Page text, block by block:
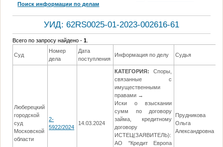
Поиск информации по делам
УИД: 62RS0025-01-2023-002616-61
Всего по запросу найдено -1
Суд
Номер
дела
Дата
поступления
Информация по делу Судья
Люберецкий
городской
суд
Московской
области
2-
5922/2024
14.03.2024
КАТЕГОРИЯ:
Споры,
связанные с
имущественными
правами →
Иски о взыскании
сумм по договору
займа, кредитному
договору
ИСТЕЦ(ЗАЯВИТЕЛЬ):
АО "Кредит Европа
Прудникова
Ольга
Александровна